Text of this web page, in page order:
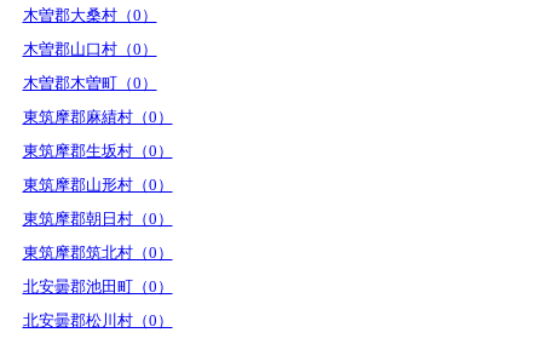
木曽郡大桑村（0）
木曽郡山口村（0）
木曽郡木曽町（0）
東筑摩郡麻績村（0）
東筑摩郡生坂村（0）
東筑摩郡山形村（0）
東筑摩郡朝日村（0）
東筑摩郡筑北村（0）
北安曇郡池田町（0）
北安曇郡松川村（0）